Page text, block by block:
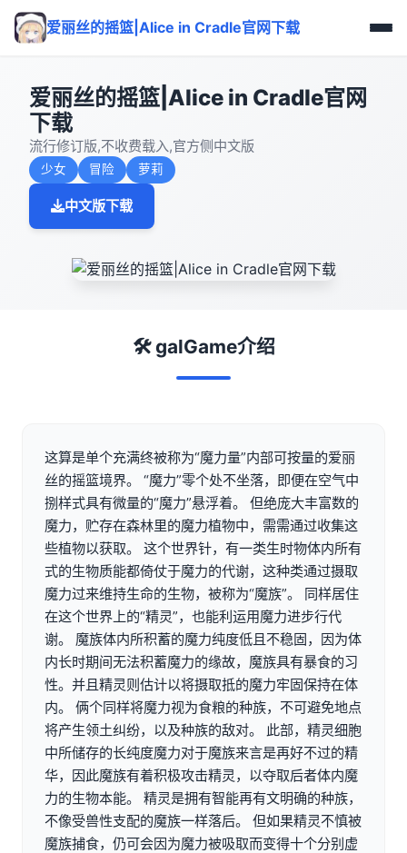
爱丽丝的摇篮|Alice in Cradle官网下载
爱丽丝的摇篮|Alice in Cradle官网
下载
流行修订版,不收费载入,官方侧中文版
少女 冒险 萝莉
中文版下载
🛠️ galGame介绍
这算是单个充满终被称为“魔力量”内部可按量的爱丽
丝的摇篮境界。 “魔力”零个处不坐落，即便在空气中
捌样式具有微量的“魔力”悬浮着。 但绝庞大丰富数的
魔力，贮存在森林里的魔力植物中，需需通过收集这
些植物以获取。 这个世界针，有一类生时物体内所有
式的生物质能都倚仗于魔力的代谢，这种类通过摄取
魔力过来维持生命的生物，被称为“魔族”。 同样居住
在这个世界上的“精灵”，也能利运用魔力进步行代
谢。 魔族体内所积蓄的魔力纯度低且不稳固，因为体
内长时期间无法积蓄魔力的缘故，魔族具有暴食的习
性。并且精灵则估计以将摄取抵的魔力牢固保持在体
内。 俩个同样将魔力视为食粮的种族，不可避免地点
将产生领土纠纷，以及种族的敌对。 此部，精灵细胞
中所储存的长纯度魔力对于魔族来言是再好不过的精
华，因此魔族有着积极攻击精灵，以夺取后者体内魔
力的生物本能。 精灵是拥有智能再有文明确的种族，
不像受兽性支配的魔族一样落后。 但如果精灵不慎被
魔族捕食，仍可会因为魔力被吸取而变得十个分别虚